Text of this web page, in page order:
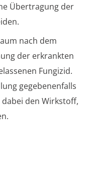
Übertragung der
nach dem
der erkrankten
Fungizid.
gegebenenfalls
den Wirkstoff,